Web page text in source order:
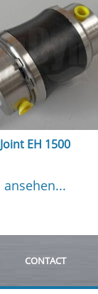
Joint EH 1500
ansehen...
CONTACT